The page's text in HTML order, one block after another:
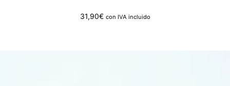
31,90€ con IVA incluido